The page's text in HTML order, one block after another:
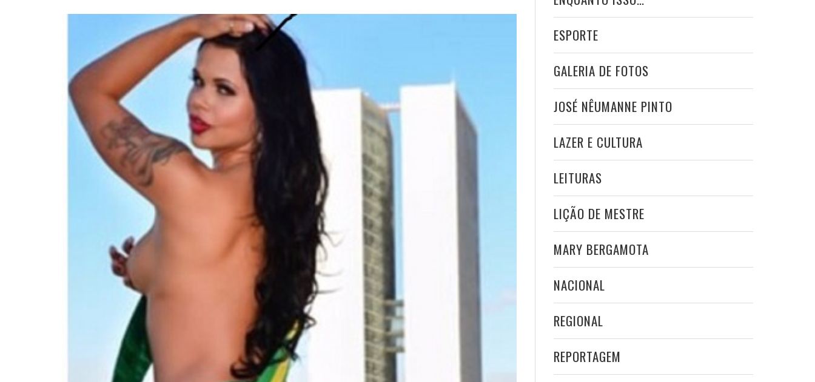
ESPORTE
GALERIA DE FOTOS
JOSÉ NÊUMANNE PINTO
LAZER E CULTURA
LEITURAS
LIÇÃO DE MESTRE
MARY BERGAMOTA
NACIONAL
REGIONAL
REPORTAGEM